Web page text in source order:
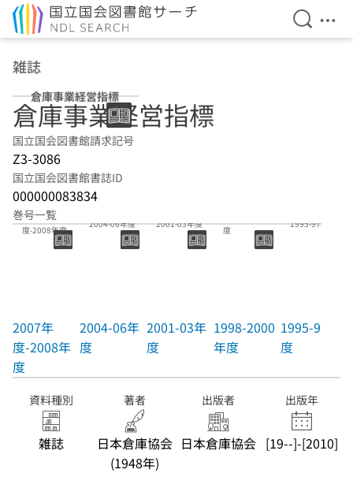
検索を
メ
雑誌
倉庫事業経営指標
倉庫事業経営指標
国立国会図書館請求記号
Z3-3086
国立国会図書館書誌ID
000000083834
巻号一覧
2007年
度-2008年度
2007年
度-2008年
度
2004-06年度
2004-06年
度
2001-03年度
2001-03年
度
度
1998-2000
年度
1995-97年度
1995-97年
度
資料種別
雑誌
著者
日本倉庫協会
(1948年)
出版者
日本倉庫協会
出版年
[19--]-[2010]